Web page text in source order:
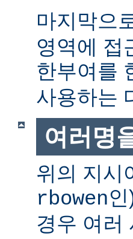
마지막으
영역에 접
한부여를
사용하는
여러명
위의 지시
rbowen
경우 여러